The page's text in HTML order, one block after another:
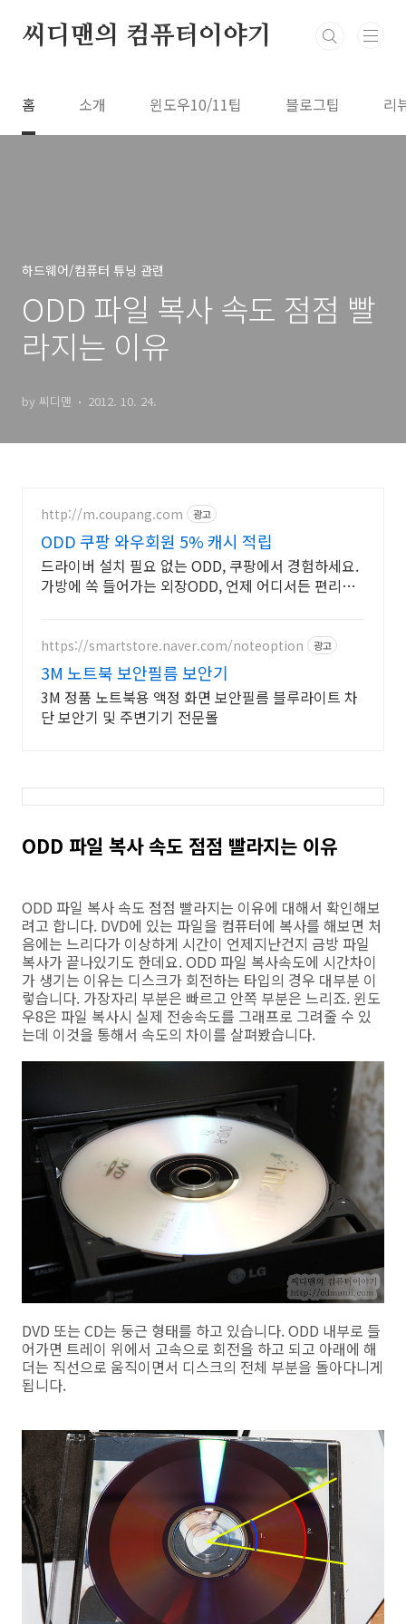
씨디맨의 컴퓨터이야기
홈 소개 윈도우10/11팁 블로그팁 리
하드웨어/컴퓨터 튜닝 관련
ODD 파일 복사 속도 점점 빨
라지는 이유
by 씨디맨 2012. 10. 24.
http://m.coupang.com 광고
ODD 쿠팡 와우회원 5% 캐시 적립
드라이버 설치 필요 없는 ODD, 쿠팡에서 경험하세요.
가방에 쏙 들어가는 외장ODD, 언제 어디서든 편리하
https://smartstore.naver.com/noteoption 광고
3M 노트북 보안필름 보안기
3M 정품 노트북용 액정 화면 보안필름 블루라이트 차
단 보안기 및 주변기기 전문몰
ODD 파일 복사 속도 점점 빨라지는 이유
ODD 파일 복사 속도 점점 빨라지는 이유에 대해서 확인해보
려고 합니다. DVD에 있는 파일을 컴퓨터에 복사를 해보면 처
음에는 느리다가 이상하게 시간이 언제지난건지 금방 파일
복사가 끝나있기도 한데요. ODD 파일 복사속도에 시간차이
가 생기는 이유는 디스크가 회전하는 타입의 경우 대부분 이
렇습니다. 가장자리 부분은 빠르고 안쪽 부분은 느리죠. 윈도
우8은 파일 복사시 실제 전송속도를 그래프로 그려줄 수 있
는데 이것을 통해서 속도의 차이를 살펴봤습니다.
DVD 또는 CD는 둥근 형태를 하고 있습니다. ODD 내부로 들
어가면 트레이 위에서 고속으로 회전을 하고 되고 아래에 해
더는 직선으로 움직이면서 디스크의 전체 부분을 돌아다니게
됩니다.